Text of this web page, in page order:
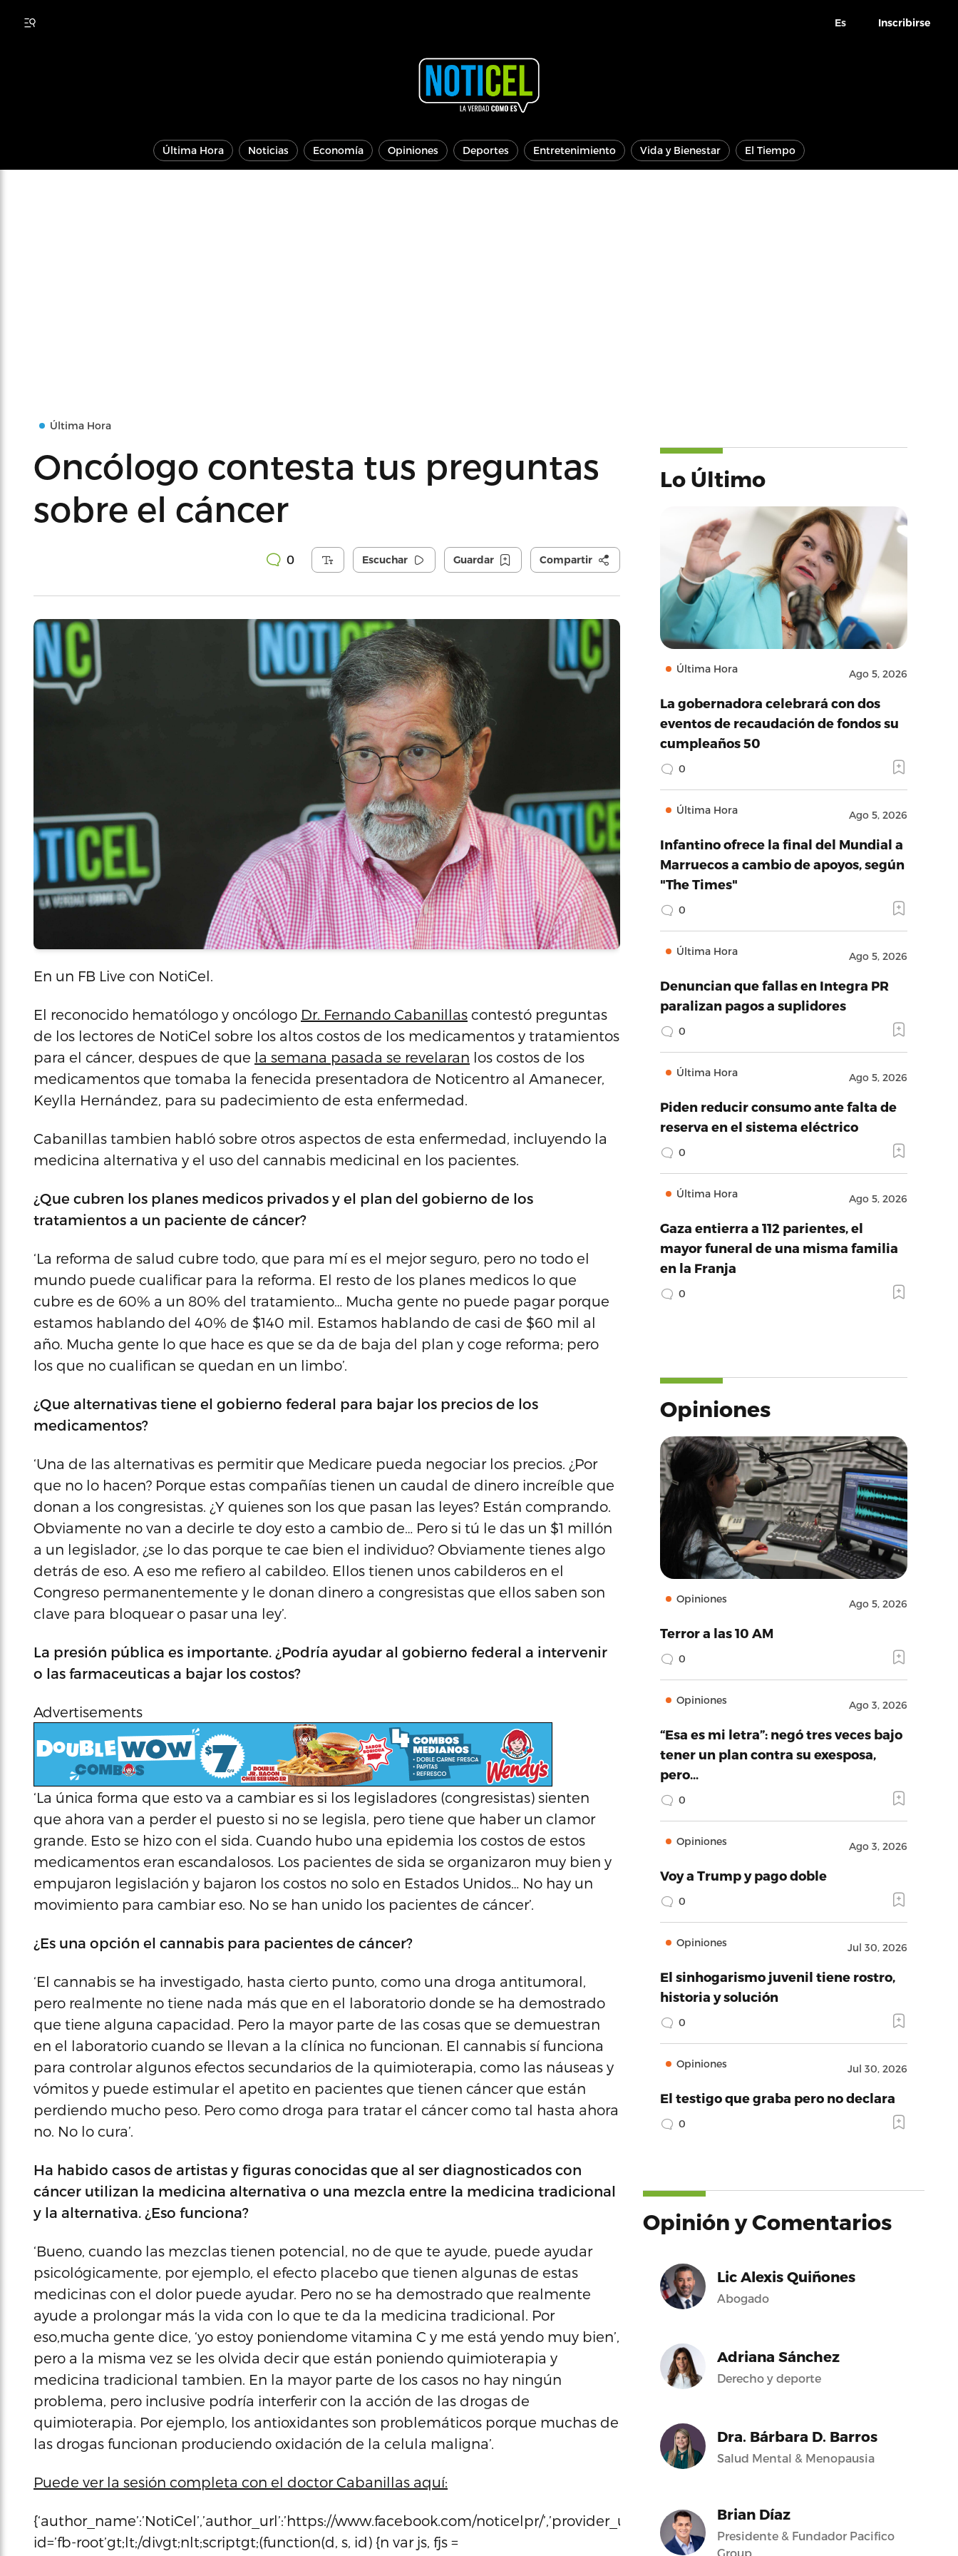
Es Inscribirse
Última Hora Noticias Economía Opiniones Deportes Entretenimiento Vida y Bienestar El Tiempo
Última Hora
Oncólogo contesta tus preguntas
sobre el cáncer
0 Escuchar Guardar Compartir
En un FB Live con NotiCel.
El reconocido hematólogo y oncólogo Dr. Fernando Cabanillas contestó preguntas
de los lectores de NotiCel sobre los altos costos de los medicamentos y tratamientos
para el cáncer, despues de que la semana pasada se revelaran los costos de los
medicamentos que tomaba la fenecida presentadora de Noticentro al Amanecer,
Keylla Hernández, para su padecimiento de esta enfermedad.
Cabanillas tambien habló sobre otros aspectos de esta enfermedad, incluyendo la
medicina alternativa y el uso del cannabis medicinal en los pacientes.
¿Que cubren los planes medicos privados y el plan del gobierno de los
tratamientos a un paciente de cáncer?
‘La reforma de salud cubre todo, que para mí es el mejor seguro, pero no todo el
mundo puede cualificar para la reforma. El resto de los planes medicos lo que
cubre es de 60% a un 80% del tratamiento… Mucha gente no puede pagar porque
estamos hablando del 40% de $140 mil. Estamos hablando de casi de $60 mil al
año. Mucha gente lo que hace es que se da de baja del plan y coge reforma; pero
los que no cualifican se quedan en un limbo’.
¿Que alternativas tiene el gobierno federal para bajar los precios de los
medicamentos?
‘Una de las alternativas es permitir que Medicare pueda negociar los precios. ¿Por
que no lo hacen? Porque estas compañías tienen un caudal de dinero increíble que
donan a los congresistas. ¿Y quienes son los que pasan las leyes? Están comprando.
Obviamente no van a decirle te doy esto a cambio de… Pero si tú le das un $1 millón
a un legislador, ¿se lo das porque te cae bien el individuo? Obviamente tienes algo
detrás de eso. A eso me refiero al cabildeo. Ellos tienen unos cabilderos en el
Congreso permanentemente y le donan dinero a congresistas que ellos saben son
clave para bloquear o pasar una ley’.
La presión pública es importante. ¿Podría ayudar al gobierno federal a intervenir
o las farmaceuticas a bajar los costos?
Advertisements
‘La única forma que esto va a cambiar es si los legisladores (congresistas) sienten
que ahora van a perder el puesto si no se legisla, pero tiene que haber un clamor
grande. Esto se hizo con el sida. Cuando hubo una epidemia los costos de estos
medicamentos eran escandalosos. Los pacientes de sida se organizaron muy bien y
empujaron legislación y bajaron los costos no solo en Estados Unidos… No hay un
movimiento para cambiar eso. No se han unido los pacientes de cáncer’.
¿Es una opción el cannabis para pacientes de cáncer?
‘El cannabis se ha investigado, hasta cierto punto, como una droga antitumoral,
pero realmente no tiene nada más que en el laboratorio donde se ha demostrado
que tiene alguna capacidad. Pero la mayor parte de las cosas que se demuestran
en el laboratorio cuando se llevan a la clínica no funcionan. El cannabis sí funciona
para controlar algunos efectos secundarios de la quimioterapia, como las náuseas y
vómitos y puede estimular el apetito en pacientes que tienen cáncer que están
perdiendo mucho peso. Pero como droga para tratar el cáncer como tal hasta ahora
no. No lo cura’.
Ha habido casos de artistas y figuras conocidas que al ser diagnosticados con
cáncer utilizan la medicina alternativa o una mezcla entre la medicina tradicional
y la alternativa. ¿Eso funciona?
‘Bueno, cuando las mezclas tienen potencial, no de que te ayude, puede ayudar
psicológicamente, por ejemplo, el efecto placebo que tienen algunas de estas
medicinas con el dolor puede ayudar. Pero no se ha demostrado que realmente
ayude a prolongar más la vida con lo que te da la medicina tradicional. Por
eso,mucha gente dice, ‘yo estoy poniendome vitamina C y me está yendo muy bien’,
pero a la misma vez se les olvida decir que están poniendo quimioterapia y
medicina tradicional tambien. En la mayor parte de los casos no hay ningún
problema, pero inclusive podría interferir con la acción de las drogas de
quimioterapia. Por ejemplo, los antioxidantes son problemáticos porque muchas de
las drogas funcionan produciendo oxidación de la celula maligna’.
Puede ver la sesión completa con el doctor Cabanillas aquí:
{‘author_name’:’NotiCel’,’author_url’:’https://www.facebook.com/noticelpr/’,’provider_url’:’https://
id=’fb-root’gt;lt;/divgt;nlt;scriptgt;(function(d, s, id) {n var js, fjs =
Lo Último
Última Hora Ago 5, 2026
La gobernadora celebrará con dos
eventos de recaudación de fondos su
cumpleaños 50
0
Última Hora Ago 5, 2026
Infantino ofrece la final del Mundial a
Marruecos a cambio de apoyos, según
"The Times"
0
Última Hora Ago 5, 2026
Denuncian que fallas en Integra PR
paralizan pagos a suplidores
0
Última Hora Ago 5, 2026
Piden reducir consumo ante falta de
reserva en el sistema eléctrico
0
Última Hora Ago 5, 2026
Gaza entierra a 112 parientes, el
mayor funeral de una misma familia
en la Franja
0
Opiniones
Opiniones Ago 5, 2026
Terror a las 10 AM
0
Opiniones Ago 3, 2026
“Esa es mi letra”: negó tres veces bajo
tener un plan contra su exesposa,
pero…
0
Opiniones Ago 3, 2026
Voy a Trump y pago doble
0
Opiniones Jul 30, 2026
El sinhogarismo juvenil tiene rostro,
historia y solución
0
Opiniones Jul 30, 2026
El testigo que graba pero no declara
0
Opinión y Comentarios
Lic Alexis Quiñones
Abogado
Adriana Sánchez
Derecho y deporte
Dra. Bárbara D. Barros
Salud Mental & Menopausia
Brian Díaz
Presidente & Fundador Pacifico
Group